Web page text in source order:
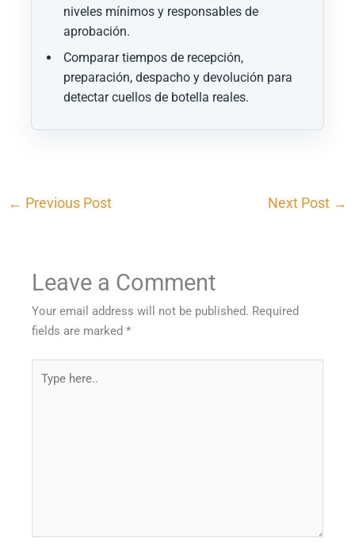
niveles mínimos y responsables de
aprobación.
Comparar tiempos de recepción,
preparación, despacho y devolución para
detectar cuellos de botella reales.
← Previous Post Next Post →
Leave a Comment
Your email address will not be published. Required
fields are marked*
here..